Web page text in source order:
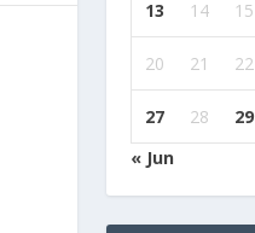
13 14 15
20 21 22
27 28 29
« Jun